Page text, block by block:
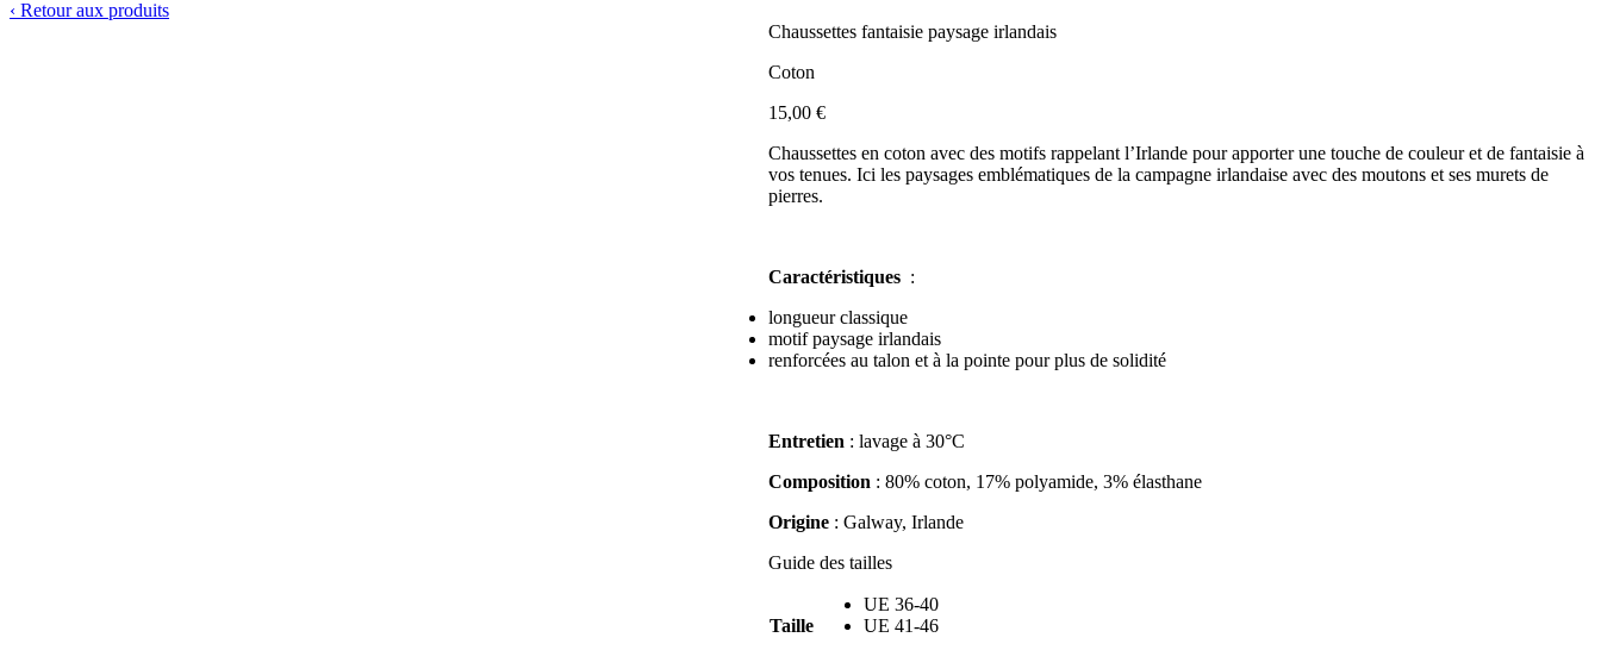
‹ Retour aux produits
Chaussettes fantaisie paysage irlandais
Coton
15,00€
Chaussettes en coton avec des motifs rappelant l’Irlande pour apporter une touche de couleur et de fantaisie à
vos tenues. Ici les paysages emblématiques de la campagne irlandaise avec des moutons et ses murets de
pierres.
Caractéristiques :
longueur classique
motif paysage irlandais
renforcées au talon et à la pointe pour plus de solidité
Entretien : lavage à 30°C
Composition : 80% coton, 17% polyamide, 3% élasthane
Origine : Galway, Irlande
Guide des tailles
Taille
UE 36-40
UE 41-46